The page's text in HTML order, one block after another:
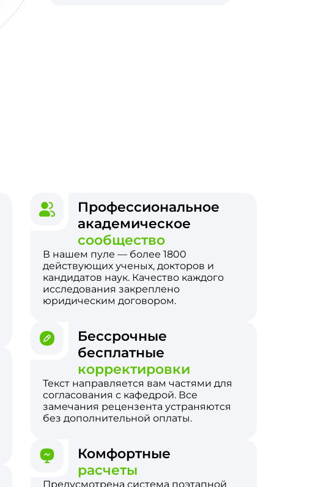
Профессиональное
академическое
сообщество
В нашем пуле — более 1800
действующих ученых, докторов и
кандидатов наук. Качество каждого
исследования закреплено
юридическим договором.
Бессрочные
бесплатные
корректировки
Текст направляется вам частями для
согласования с кафедрой. Все
замечания рецензента устраняются
без дополнительной оплаты.
Комфортные
расчеты
Предусмотрена система поэтапной